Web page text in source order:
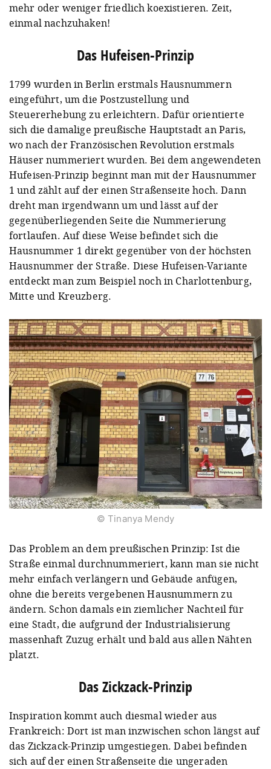
mehr oder weniger friedlich koexistieren. Zeit,
einmal nachzuhaken!
Das Hufeisen-Prinzip
1799 wurden in Berlin erstmals Hausnummern
eingeführt, um die Postzustellung und
Steuererhebung zu erleichtern. Dafür orientierte
sich die damalige preußische Hauptstadt an Paris,
wo nach der Französischen Revolution erstmals
Häuser nummeriert wurden. Bei dem angewendeten
Hufeisen-Prinzip beginnt man mit der Hausnummer
1 und zählt auf der einen Straßenseite hoch. Dann
dreht man irgendwann um und lässt auf der
gegenüberliegenden Seite die Nummerierung
fortlaufen. Auf diese Weise befindet sich die
Hausnummer 1 direkt gegenüber von der höchsten
Hausnummer der Straße. Diese Hufeisen-Variante
entdeckt man zum Beispiel noch in Charlottenburg,
Mitte und Kreuzberg.
© Tinanya Mendy
Das Problem an dem preußischen Prinzip: Ist die
Straße einmal durchnummeriert, kann man sie nicht
mehr einfach verlängern und Gebäude anfügen,
ohne die bereits vergebenen Hausnummern zu
ändern. Schon damals ein ziemlicher Nachteil für
eine Stadt, die aufgrund der Industrialisierung
massenhaft Zuzug erhält und bald aus allen Nähten
platzt.
Das Zickzack-Prinzip
Inspiration kommt auch diesmal wieder aus
Frankreich: Dort ist man inzwischen schon längst auf
das Zickzack-Prinzip umgestiegen. Dabei befinden
sich auf der einen Straßenseite die ungeraden